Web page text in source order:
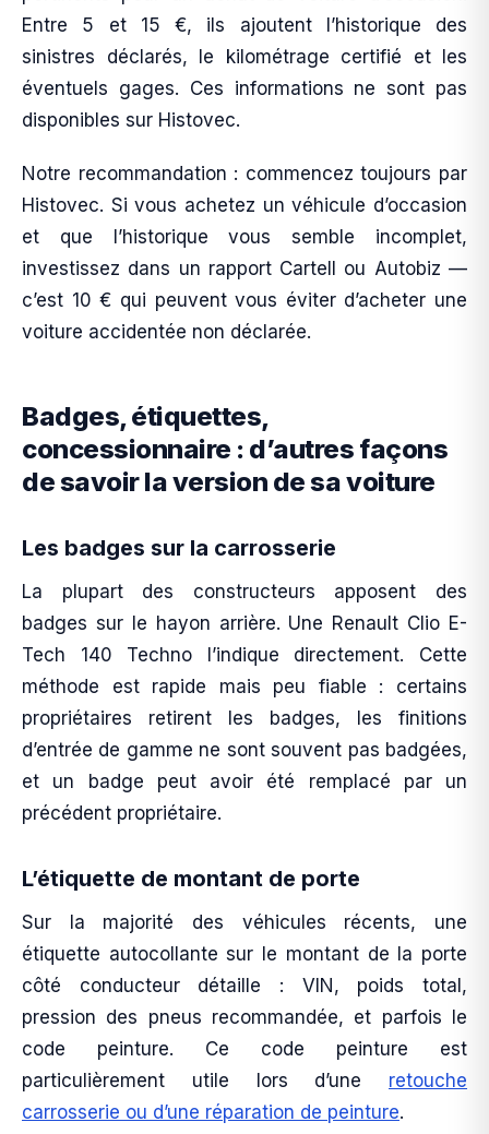
Entre 5 et 15 €, ils ajoutent l’historique des
sinistres déclarés, le kilométrage certifié et les
éventuels gages. Ces informations ne sont pas
disponibles sur Histovec.
Notre recommandation : commencez toujours par
Histovec. Si vous achetez un véhicule d’occasion
et que l’historique vous semble incomplet,
investissez dans un rapport Cartell ou Autobiz —
c’est 10 € qui peuvent vous éviter d’acheter une
voiture accidentée non déclarée.
Badges, étiquettes,
concessionnaire : d’autres façons
de savoir la version de sa voiture
Les badges sur la carrosserie
La plupart des constructeurs apposent des
badges sur le hayon arrière. Une Renault Clio E-
Tech 140 Techno l’indique directement. Cette
méthode est rapide mais peu fiable : certains
propriétaires retirent les badges, les finitions
d’entrée de gamme ne sont souvent pas badgées,
et un badge peut avoir été remplacé par un
précédent propriétaire.
L’étiquette de montant de porte
Sur la majorité des véhicules récents, une
étiquette autocollante sur le montant de la porte
côté conducteur détaille : VIN, poids total,
pression des pneus recommandée, et parfois le
code peinture. Ce code peinture est
particulièrement utile lors d’une retouche
carrosserie ou d’une réparation de peinture.